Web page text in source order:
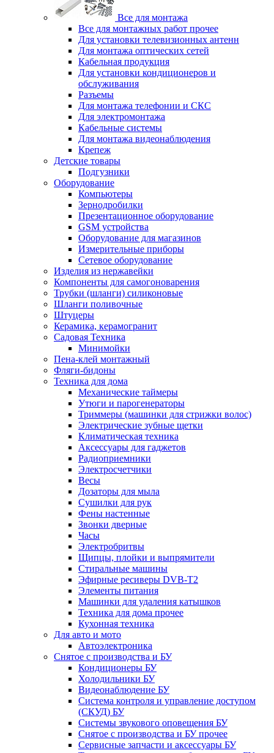
Все для монтажа
Все для монтажных работ прочее
Для установки телевизионных антенн
Для монтажа оптических сетей
Кабельная продукция
Для установки кондиционеров и
обслуживания
Разъемы
Для монтажа телефонии и СКС
Для электромонтажа
Кабельные системы
Для монтажа видеонаблюдения
Крепеж
Детские товары
Подгузники
Оборудование
Компьютеры
Зернодробилки
Презентационное оборудование
GSM устройства
Оборудование для магазинов
Измерительные приборы
Сетевое оборудование
Изделия из нержавейки
Компоненты для самогоноварения
Трубки (шланги) силиконовые
Шланги поливочные
Штуцеры
Керамика, керамогранит
Садовая Техника
Минимойки
Пена-клей монтажный
Фляги-бидоны
Техника для дома
Механические таймеры
Утюги и парогенераторы
Триммеры (машинки для стрижки волос)
Электрические зубные щетки
Климатическая техника
Аксессуары для гаджетов
Радиоприемники
Электросчетчики
Весы
Дозаторы для мыла
Сушилки для рук
Фены настенные
Звонки дверные
Часы
Электробритвы
Щипцы, плойки и выпрямители
Стиральные машины
Эфирные ресиверы DVB-T2
Элементы питания
Машинки для удаления катышков
Техника для дома прочее
Кухонная техника
Для авто и мото
Автоэлектроника
Снятое с производства и БУ
Кондиционеры БУ
Холодильники БУ
Видеонаблюдение БУ
Система контроля и управление доступом
(СКУД) БУ
Системы звукового оповещения БУ
Снятое с производства и БУ прочее
Сервисные запчасти и аксессуары БУ